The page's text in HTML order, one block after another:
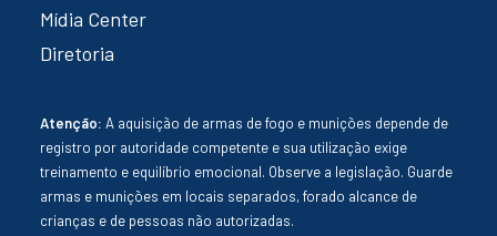
Mídia Center
Diretoria
Atenção: A aquisição de armas de fogo e munições depende de
registro por autoridade competente e sua utilização exige
treinamento e equilíbrio emocional. Observe a legislação. Guarde
armas e munições em locais separados, forado alcance de
crianças e de pessoas não autorizadas.